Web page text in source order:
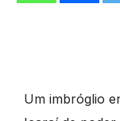
Um imbróglio